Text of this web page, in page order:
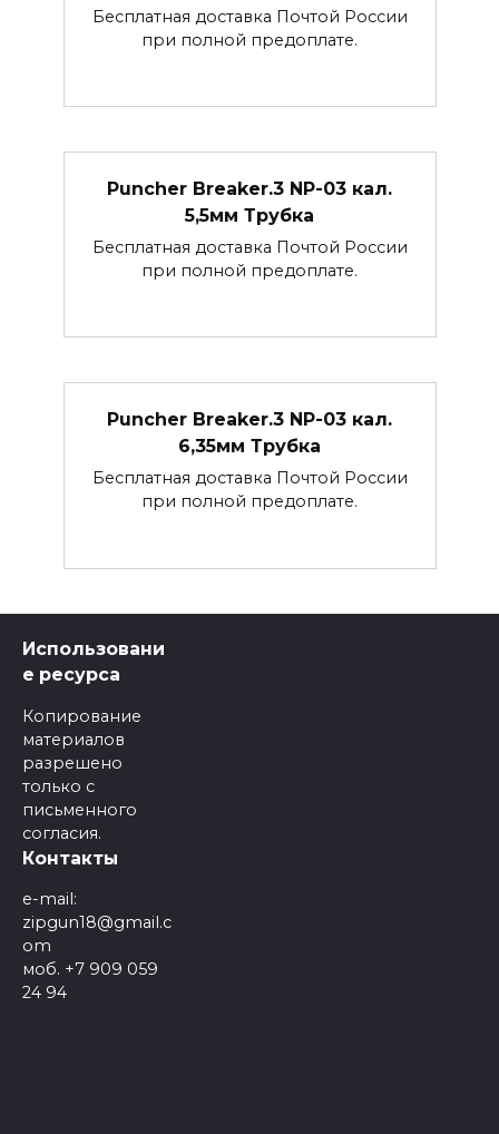
Бесплатная доставка Почтой России
при полной предоплате.
Puncher Breaker.3 NP-03 кал.
5,5мм Трубка
Бесплатная доставка Почтой России
при полной предоплате.
Puncher Breaker.3 NP-03 кал.
6,35мм Трубка
Бесплатная доставка Почтой России
при полной предоплате.
Использовани
е ресурса
Копирование
материалов
разрешено
только с
письменного
согласия.
Контакты
e-mail:
zipgun18@gmail.c
om
моб. +7 909 059
24 94